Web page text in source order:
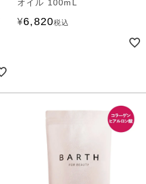
オイル 100mL
¥6,820税込